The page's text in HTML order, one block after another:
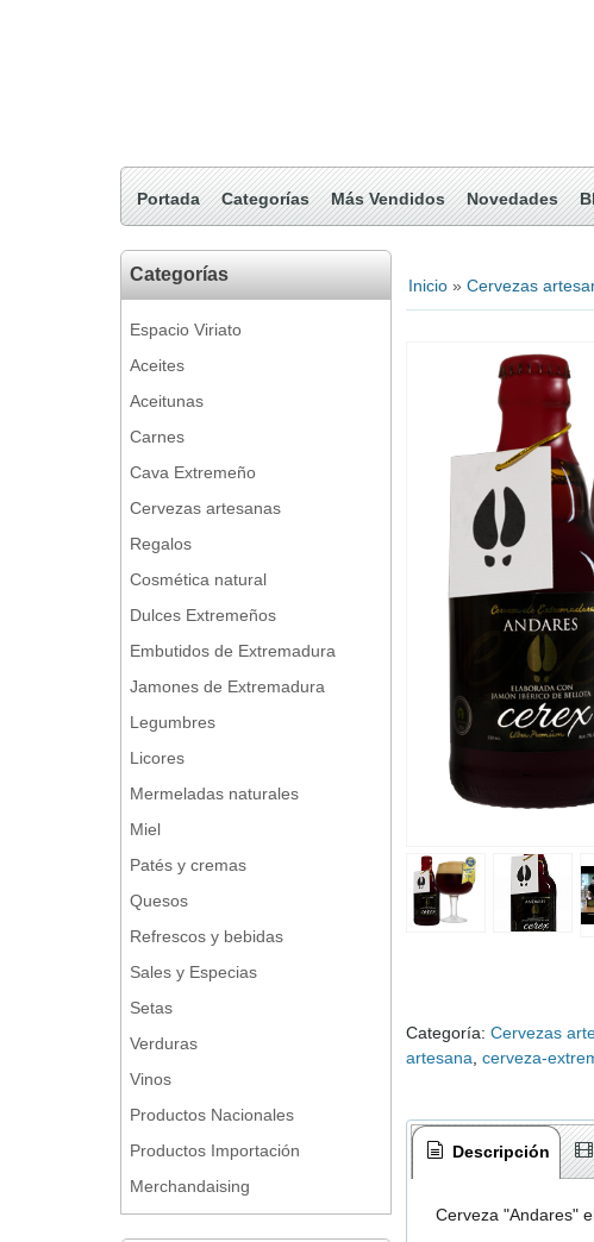
Portada Categorías Más Vendidos Novedades
Categorías
Espacio Viriato
Aceites
Aceitunas
Carnes
Cava Extremeño
Cervezas artesanas
Regalos
Cosmética natural
Dulces Extremeños
Embutidos de Extremadura
Jamones de Extremadura
Legumbres
Licores
Mermeladas naturales
Miel
Patés y cremas
Quesos
Refrescos y bebidas
Sales y Especias
Setas
Verduras
Vinos
Productos Nacionales
Productos Importación
Merchandaising
Inicio» Cervezas
Categoría: Cervezas
artesana cerveza-
Descripción
Cerveza "Andares"